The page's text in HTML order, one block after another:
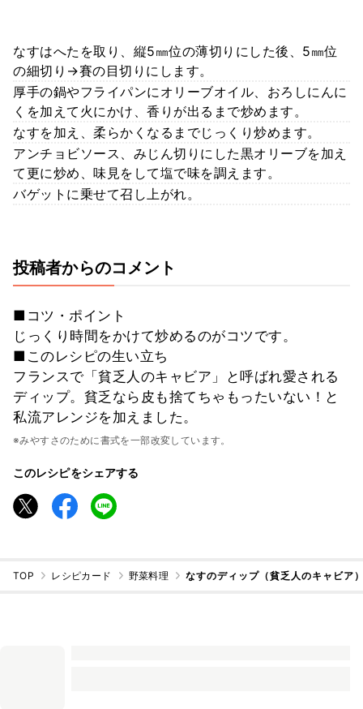
なすはへたを取り、縦5㎜位の薄切りにした後、5㎜位
の細切り→賽の目切りにします。
厚手の鍋やフライパンにオリーブオイル、おろしにんに
くを加えて火にかけ、香りが出るまで炒めます。
なすを加え、柔らかくなるまでじっくり炒めます。
アンチョビソース、みじん切りにした黒オリーブを加え
て更に炒め、味見をして塩で味を調えます。
バゲットに乗せて召し上がれ。
投稿者からのコメント
■コツ・ポイント
じっくり時間をかけて炒めるのがコツです。
■このレシピの生い立ち
フランスで「貧乏人のキャビア」と呼ばれ愛される
ディップ。貧乏なら皮も捨てちゃもったいない！と
私流アレンジを加えました。
※みやすさのために書式を一部改変しています。
このレシピをシェアする
TOP レシピカード 野菜料理 なすのディップ（貧乏人のキャビア